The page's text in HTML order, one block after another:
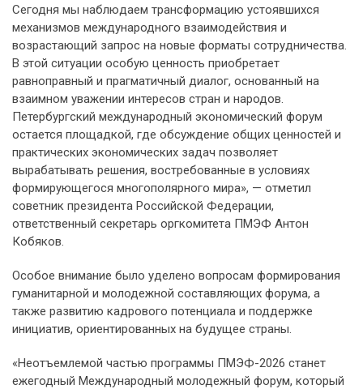
Сегодня мы наблюдаем трансформацию устоявшихся
механизмов международного взаимодействия и
возрастающий запрос на новые форматы сотрудничества.
В этой ситуации особую ценность приобретает
равноправный и прагматичный диалог, основанный на
взаимном уважении интересов стран и народов.
Петербургский международный экономический форум
остается площадкой, где обсуждение общих ценностей и
практических экономических задач позволяет
вырабатывать решения, востребованные в условиях
формирующегося многополярного мира», — отметил
советник президента Российской Федерации,
ответственный секретарь оргкомитета ПМЭФ Антон
Кобяков.
Особое внимание было уделено вопросам формирования
гуманитарной и молодежной составляющих форума, а
также развитию кадрового потенциала и поддержке
инициатив, ориентированных на будущее страны.
«Неотъемлемой частью программы ПМЭФ-2026 станет
ежегодный Международный молодежный форум, который